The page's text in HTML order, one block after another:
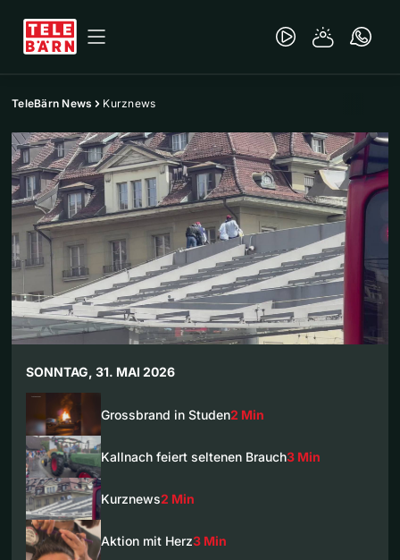
TeleBärn News Kurznews
SONNTAG, 31. MAI 2026
Grossbrand in Studen2 Min
Kallnach feiert seltenen Brauch3 Min
Kurznews2 Min
Aktion mit Herz3 Min